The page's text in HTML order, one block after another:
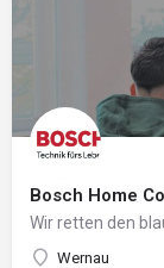
Bosch Home
Wernau